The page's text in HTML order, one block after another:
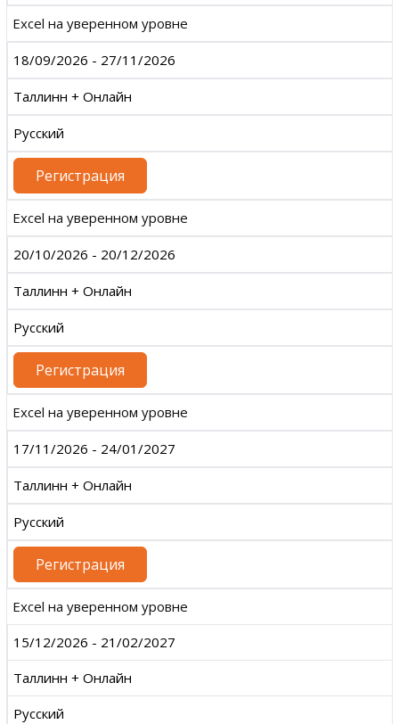
Excel на уверенном уровне
18/09/2026 - 27/11/2026
Таллинн + Онлайн
Русский
Регистрация
Excel на уверенном уровне
20/10/2026 - 20/12/2026
Таллинн + Онлайн
Русский
Регистрация
Excel на уверенном уровне
17/11/2026 - 24/01/2027
Таллинн + Онлайн
Русский
Регистрация
Excel на уверенном уровне
15/12/2026 - 21/02/2027
Таллинн + Онлайн
Русский